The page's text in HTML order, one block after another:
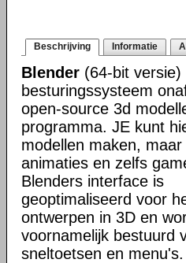
Beschrijving Informatie
Blender (64-bit versie)
besturingssysteem
open-source 3d
programma. JE kunt
modellen maken,
animaties en zelfs
Blenders interface is
geoptimaliseerd voor
ontwerpen in 3D en
voornamelijk bestuurd
sneltoetsen en menu's.